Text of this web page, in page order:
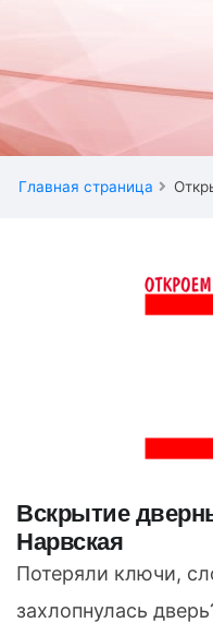
Главная страница
Вскрытие
Нарвская
Потеряли ключи,
захлопнулась